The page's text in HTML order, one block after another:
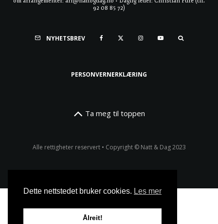
92 08 85 72)
NYHETSBREV
PERSONVERNERKLÆRING
Ta meg til toppen
Alle rettigheter reservert • Copyright © Natt & Dag 2023
Dette nettstedet bruker cookies. Les mer
Ålreit!